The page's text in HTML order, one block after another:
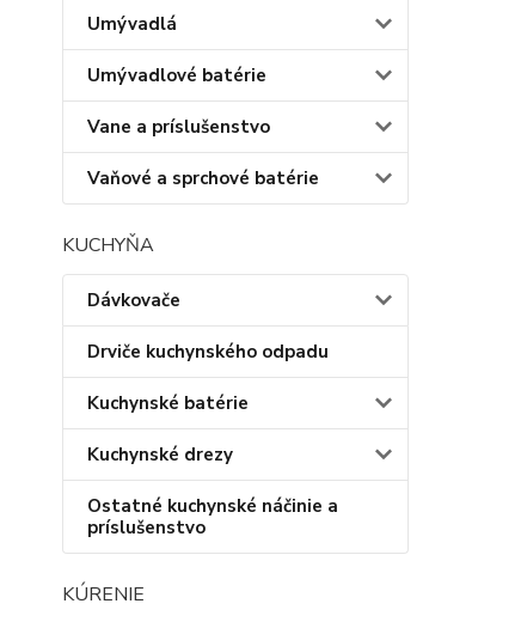
Umývadlá
Umývadlové batérie
Vane a príslušenstvo
Vaňové a sprchové batérie
KUCHYŇA
Dávkovače
Drviče kuchynského odpadu
Kuchynské batérie
Kuchynské drezy
Ostatné kuchynské náčinie a
príslušenstvo
KÚRENIE